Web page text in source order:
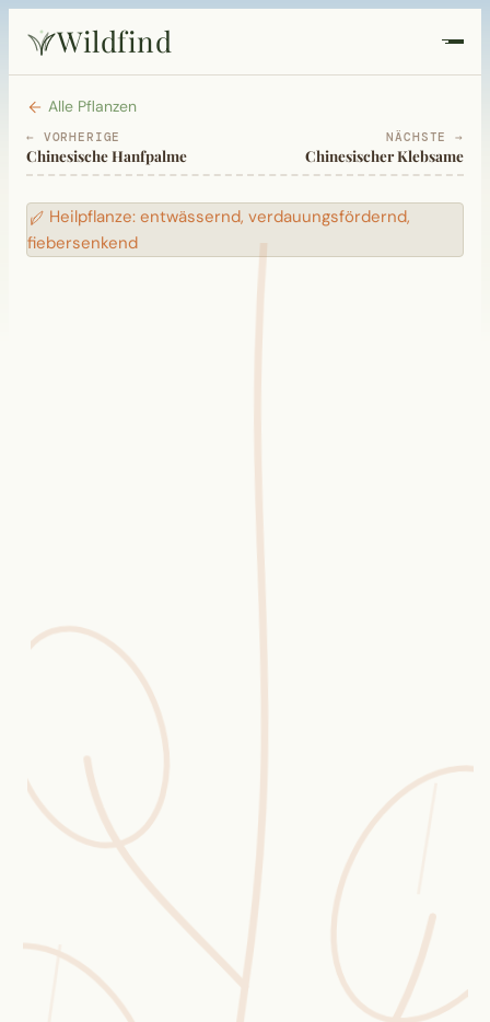
Wildfind
Startseite
Pflanzen
Rezepte
Blüten-Finder
Phänologie-Radar
Vogelstimmen
Gartenplaner
Düngeberater
Wusstest du?
Alle Pflanzen
← VORHERIGE
Chinesische Hanfpalme
NÄCHSTE →
Chinesischer Klebsame
Heilpflanze: entwässernd, verdauungsfördernd,
fiebersenkend